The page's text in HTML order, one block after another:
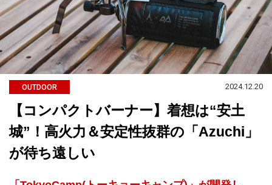
OUTDOOR 2024.12.20
【コンパクトバーナー】着想は“安土
城”！高火力＆安定性抜群の「Azuchi」
が待ち遠しい